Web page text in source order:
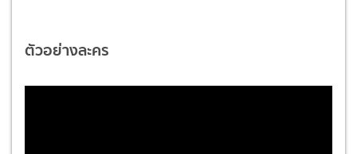
ตัวอย่างละคร